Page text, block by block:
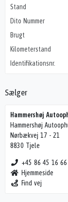
Stand
Dito Nummer
Brugt
Kilometerstand
Identifikationsnr.
Sælger
Hammershøj
Hammershøj
Nørbækvej 17 - 21
8830 Tjele
+45 86 45 16 66
Hjemmeside
Find vej